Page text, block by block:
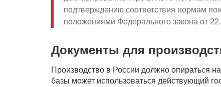
подтверждению соответствия нормам
положениями Федерального закона от
Документы для
Производство в России должно опираться
базы может использоваться действующий